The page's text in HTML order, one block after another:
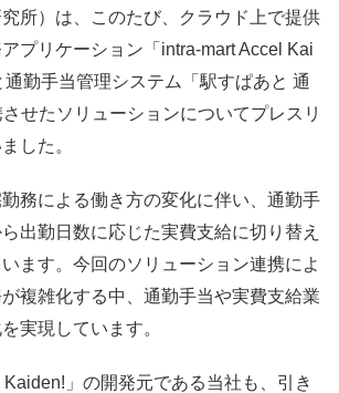
究所）は、このたび、クラウド上で提供
プリケーション「intra-mart Accel Kai
勤手当管理システム「駅すぱあと 通
せたソリューションについてプレスリ
した。
務による働き方の変化に伴い、通勤手
出勤日数に応じた実費支給に切り替え
ます。今回のソリューション連携によ
複雑化する中、通勤手当や実費支給業
実現しています。
Kaiden!」の開発元である当社も、引き